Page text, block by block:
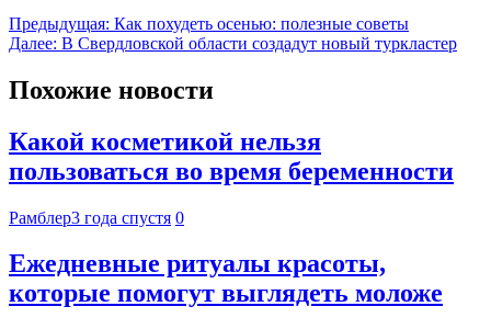
Предыдущая: Как похудеть осенью: полезные советы
Далее: В Свердловской области создадут новый туркластер
Похожие новости
Какой косметикой нельзя
пользоваться во время беременности
Рамблер3 года спустя 0
Ежедневные ритуалы красоты,
которые помогут выглядеть моложе